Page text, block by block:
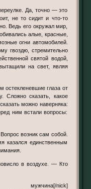
не то сидит и что-то
Ведь его окружал мир,
алые, красные,
огни автомобилей.
гвоздю, стремительно
святой водой,
на свет, являя
Сложно сказать, какое
можно наверняка:
ним встали вопросы:
казался единственным